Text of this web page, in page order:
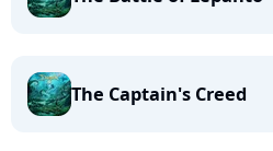
The Captain's Creed